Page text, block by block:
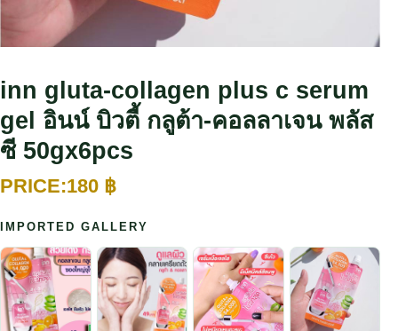
inn gluta-collagen plus c serum
gel อินน์ บิวตี้ กลูต้า-คอลลาเจน พลัส
ซี 50gx6pcs
180 ฿
IMPORTED GALLERY